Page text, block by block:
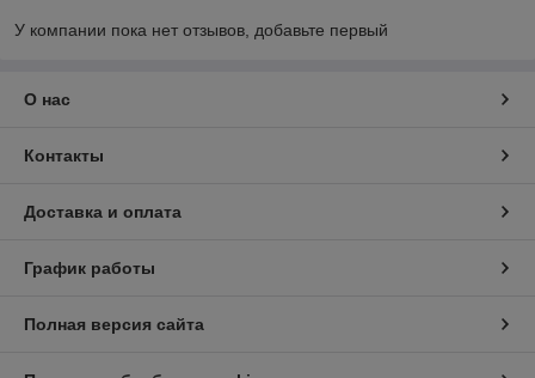
У компании пока нет отзывов, добавьте первый
О нас
Контакты
Доставка и оплата
График работы
Полная версия сайта